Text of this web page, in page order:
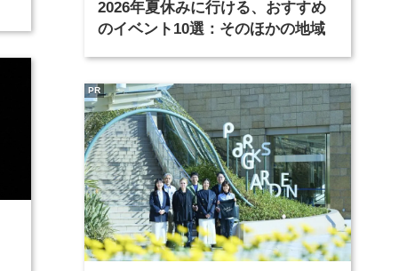
2026年夏休みに行ける、おすすめ
のイベント10選：そのほかの地域
PR